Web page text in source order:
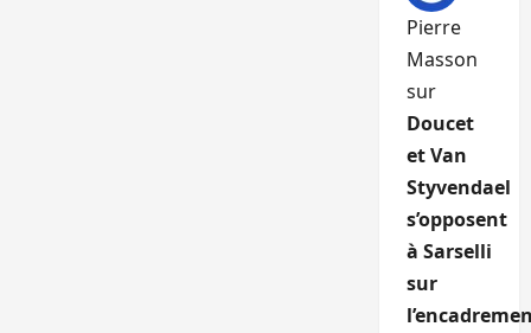
Pierre
Masson
sur
Doucet
et Van
Styvendael
s’opposent
à Sarselli
sur